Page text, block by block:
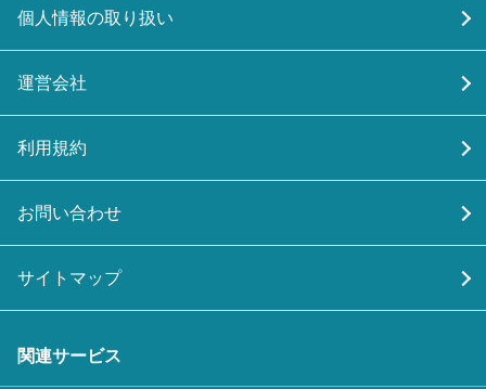
個人情報の取り扱い
運営会社
利用規約
お問い合わせ
サイトマップ
関連サービス